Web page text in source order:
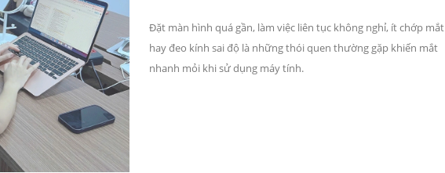
Đặt màn hình quá gần, làm việc liên tục không nghỉ, ít chớp mắt
hay đeo kính sai độ là những thói quen thường gặp khiến mắt
nhanh mỏi khi sử dụng máy tính.